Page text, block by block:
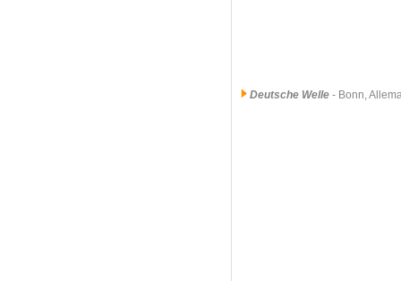
Deutsche Welle - Bonn,